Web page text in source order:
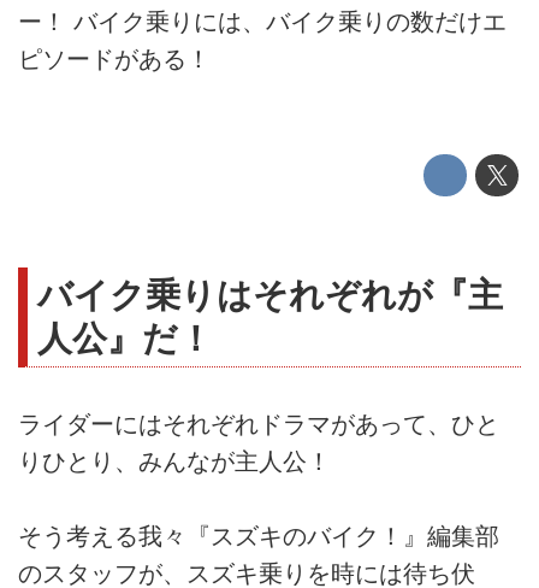
ー！ バイク乗りには、バイク乗りの数だけエ
ピソードがある！
バイク乗りはそれぞれが『主
人公』だ！
ライダーにはそれぞれドラマがあって、ひと
りひとり、みんなが主人公！
そう考える我々『スズキのバイク！』編集部
のスタッフが、スズキ乗りを時には待ち伏